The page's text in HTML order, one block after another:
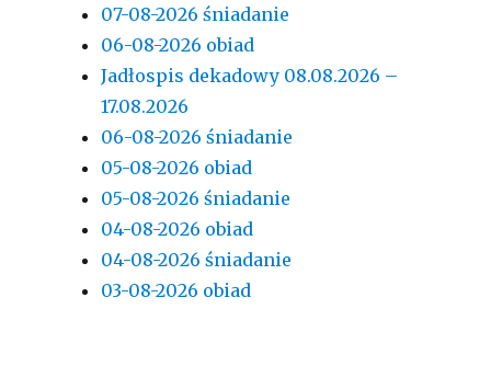
07-08-2026 śniadanie
06-08-2026 obiad
Jadłospis dekadowy 08.08.2026 –
17.08.2026
06-08-2026 śniadanie
05-08-2026 obiad
05-08-2026 śniadanie
04-08-2026 obiad
04-08-2026 śniadanie
03-08-2026 obiad